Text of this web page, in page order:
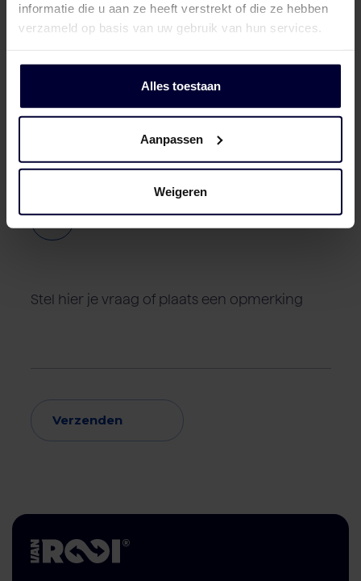
informatie die u aan ze heeft verstrekt of die ze hebben
verzameld op basis van uw gebruik van hun services.
Alles toestaan
Aanpassen
Weigeren
Upload je cv
Verzenden